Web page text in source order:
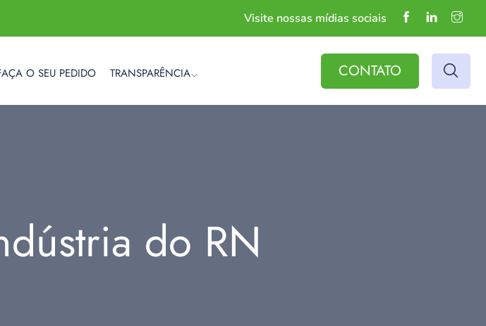
Visite nossas mídias sociais
O SEU PEDIDO TRANSPARÊNCIA CONTATO
do RN